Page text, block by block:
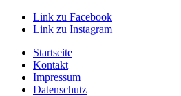
Link zu Facebook
Link zu Instagram
Startseite
Kontakt
Impressum
Datenschutz